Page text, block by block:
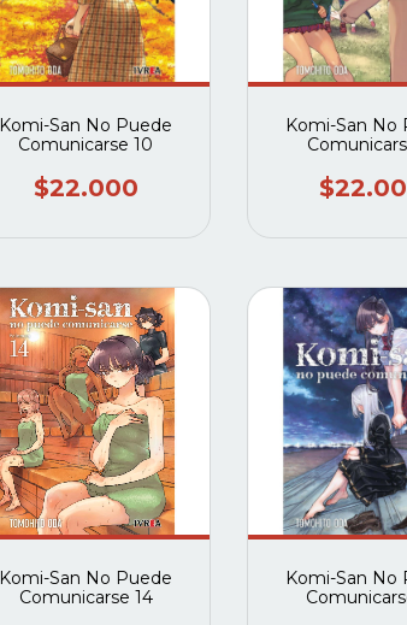
Komi-San No Puede
Comunicarse 10
$22.000
Komi-San No
Komi-San No Puede
Comunicarse 14
Komi-San No